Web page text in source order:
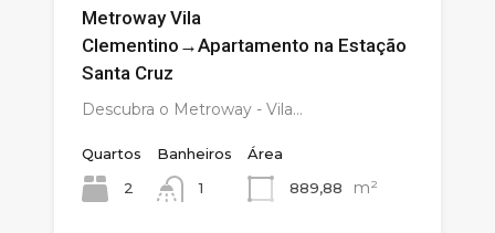
Metroway Vila
Clementino→Apartamento na Estação
Santa Cruz
Descubra o Metroway - Vila…
Quartos
2
Banheiros
1
Área
889,88
m²